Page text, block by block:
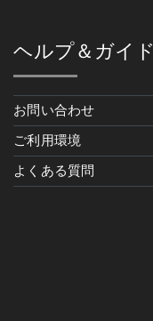
ヘルプ＆ガイド
お問い合わせ
ご利用環境
よくある質問